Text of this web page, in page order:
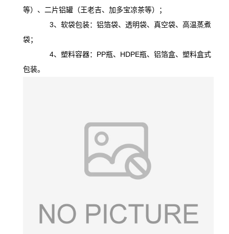
等）、二片铝罐（王老吉、加多宝凉茶等）；
3、软袋包装：铝箔袋、透明袋、真空袋、高温蒸煮
袋；
4、塑料容器：PP瓶、HDPE瓶、铝箔盒、塑料盒式
包装。